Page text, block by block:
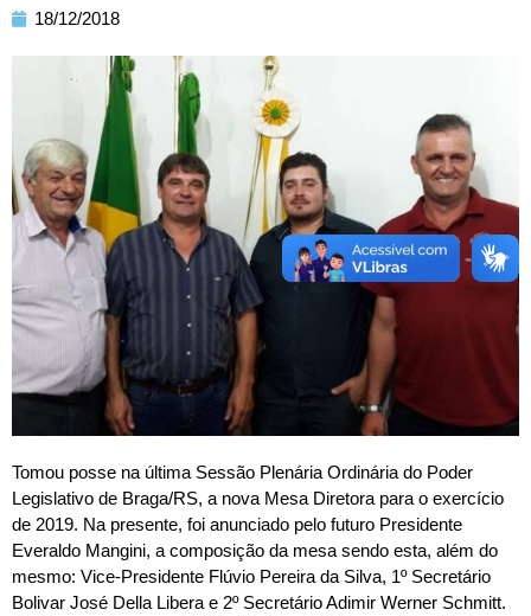
18/12/2018
Tomou posse na última Sessão Plenária Ordinária do Poder
Legislativo de Braga/RS, a nova Mesa Diretora para o exercício
de 2019. Na presente, foi anunciado pelo futuro Presidente
Everaldo Mangini, a composição da mesa sendo esta, além do
mesmo: Vice-Presidente Flúvio Pereira da Silva, 1º Secretário
Bolivar José Della Libera e 2º Secretário Adimir Werner Schmitt.